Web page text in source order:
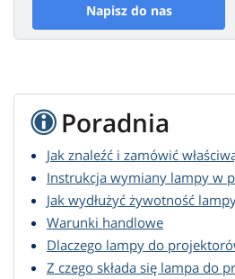
Napisz do nas
Poradnia
Jak znaleźć i zamówić
Instrukcja wymiany lampy w
Jak wydłużyć żywotność
Warunki handlowe
Dlaczego lampy do
Z czego składa się lampa do